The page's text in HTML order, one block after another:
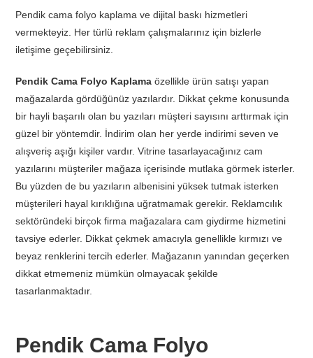
Pendik cama folyo kaplama ve dijital baskı hizmetleri
vermekteyiz. Her türlü reklam çalışmalarınız için bizlerle
iletişime geçebilirsiniz.
Pendik Cama Folyo Kaplama özellikle ürün satışı yapan
mağazalarda gördüğünüz yazılardır. Dikkat çekme konusunda
bir hayli başarılı olan bu yazıları müşteri sayısını arttırmak için
güzel bir yöntemdir. İndirim olan her yerde indirimi seven ve
alışveriş aşığı kişiler vardır. Vitrine tasarlayacağınız cam
yazılarını müşteriler mağaza içerisinde mutlaka görmek isterler.
Bu yüzden de bu yazıların albenisini yüksek tutmak isterken
müşterileri hayal kırıklığına uğratmamak gerekir. Reklamcılık
sektöründeki birçok firma mağazalara cam giydirme hizmetini
tavsiye ederler. Dikkat çekmek amacıyla genellikle kırmızı ve
beyaz renklerini tercih ederler. Mağazanın yanından geçerken
dikkat etmemeniz mümkün olmayacak şekilde
tasarlanmaktadır.
Pendik Cama Folyo